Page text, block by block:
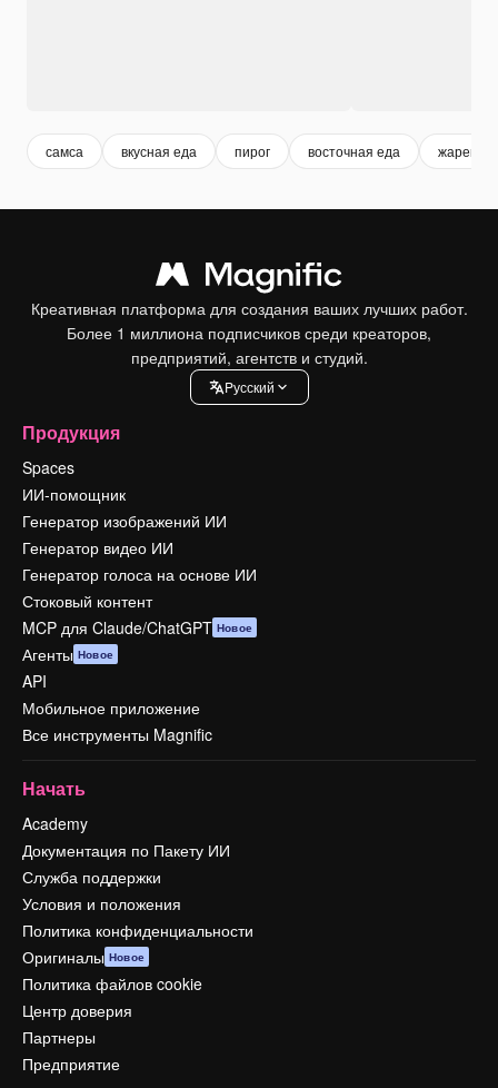
самса вкусная еда пирог восточная еда жареное
Креативная платформа для создания ваших лучших работ.
Более 1 миллиона подписчиков среди креаторов,
предприятий, агентств и студий.
Pусский
Продукция
Spaces
ИИ-помощник
Генератор изображений ИИ
Генератор видео ИИ
Генератор голоса на основе ИИ
Стоковый контент
MCP для Claude/ChatGPT Новое
Агенты Новое
API
Мобильное приложение
Все инструменты Magnific
Начать
Academy
Документация по Пакету ИИ
Служба поддержки
Условия и положения
Политика конфиденциальности
Оригиналы Новое
Политика файлов cookie
Центр доверия
Партнеры
Предприятие